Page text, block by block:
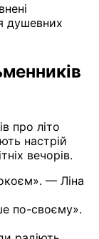
душевних
про літо
настрій
вечорів.
— Ліна
по-своєму».